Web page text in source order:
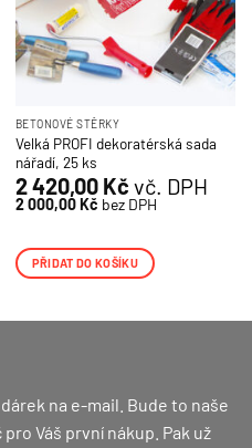
BETONOVÉ STĚRKY
Velká PROFI dekoratérská sada
nářadí, 25 ks
2 420,00 Kč vč. DPH
2 000,00 Kč bez DPH
PŘIDAT DO KOŠÍKU
na e-mail. Bude to naše
Váš první nákup. Pak už